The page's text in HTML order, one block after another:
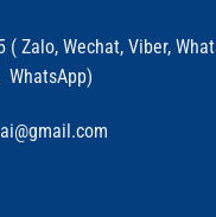
( Zalo, Wechat, Viber,
WhatsApp)